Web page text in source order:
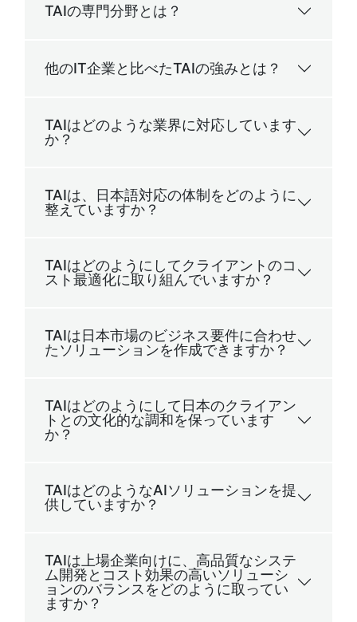
TAIの専門分野とは？
他のIT企業と比べたTAIの強みとは？
TAIはどのような業界に対応しています
か？
TAIは、日本語対応の体制をどのように
整えていますか？
TAIはどのようにしてクライアントのコ
スト最適化に取り組んでいますか？
TAIは日本市場のビジネス要件に合わせ
たソリューションを作成できますか？
TAIはどのようにして日本のクライアン
トとの文化的な調和を保っています
か？
TAIはどのようなAIソリューションを提
供していますか？
TAIは上場企業向けに、高品質なシステ
ム開発とコスト効果の高いソリューシ
ョンのバランスをどのように取ってい
ますか？